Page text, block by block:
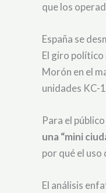
que los
España se
El giro político
Morón en el
unidades KC-
Para el
una “mini
por qué el
El análisis